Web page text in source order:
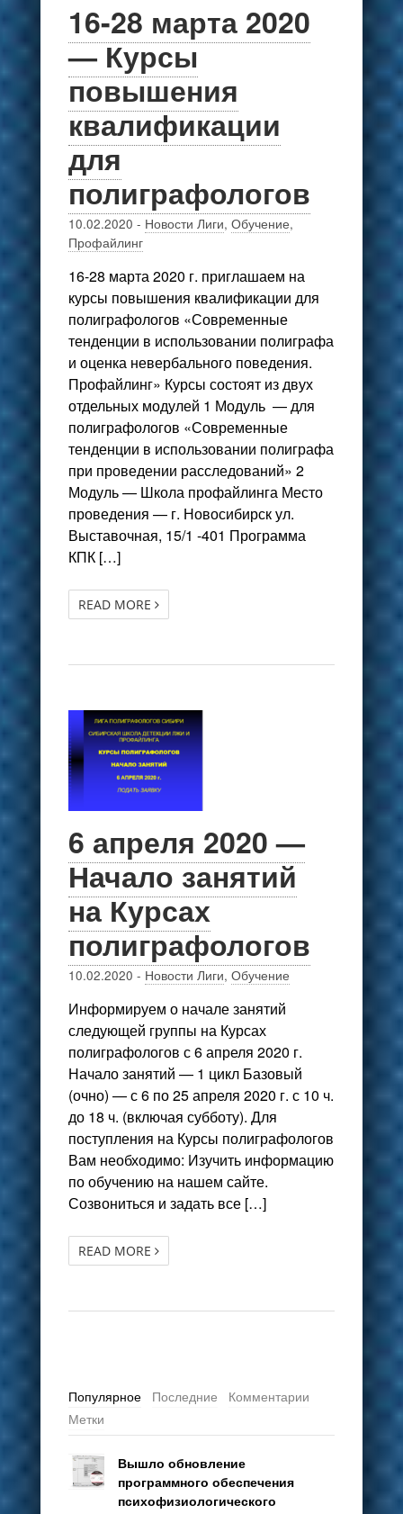
16-28 марта 2020
— Курсы
повышения
квалификации
для
полиграфологов
10.02.2020 - Новости Лиги, Обучение,
Профайлинг
16-28 марта 2020 г. приглашаем на
курсы повышения квалификации для
полиграфологов «Современные
тенденции в использовании полиграфа
и оценка невербального поведения.
Профайлинг» Курсы состоят из двух
отдельных модулей 1 Модуль — для
полиграфологов «Современные
тенденции в использовании полиграфа
при проведении расследований» 2
Модуль — Школа профайлинга Место
проведения — г. Новосибирск ул.
Выставочная, 15/1 -401 Программа
КПК […]
READ MORE
6 апреля 2020 —
Начало занятий
на Курсах
полиграфологов
10.02.2020 - Новости Лиги, Обучение
Информируем о начале занятий
следующей группы на Курсах
полиграфологов с 6 апреля 2020 г.
Начало занятий — 1 цикл Базовый
(очно) — с 6 по 25 апреля 2020 г. с 10 ч.
до 18 ч. (включая субботу). Для
поступления на Курсы полиграфологов
Вам необходимо: Изучить информацию
по обучению на нашем сайте.
Созвониться и задать все […]
READ MORE
Популярное Последние
Комментарии
Метки
Вышло обновление
программного обеспечения
психофизиологического